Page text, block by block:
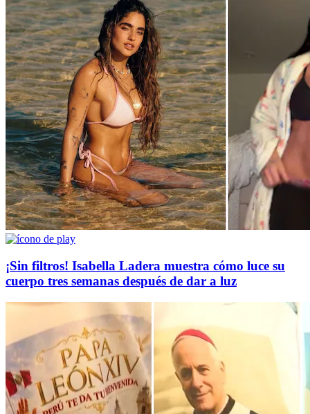
¡Sin filtros! Isabella Ladera muestra cómo luce su
cuerpo tres semanas después de dar a luz